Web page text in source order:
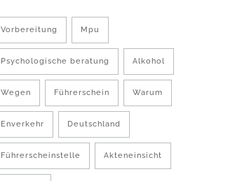
Vorbereitung Mpu
Psychologische beratung Alkohol
Wegen Führerschein Warum
Enverkehr Deutschland
Führerscheinstelle Akteneinsicht